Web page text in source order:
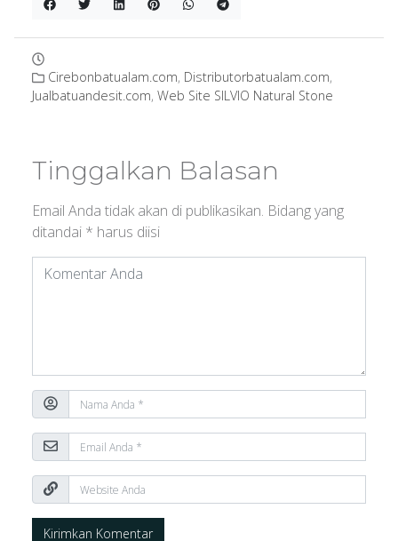
Cirebonbatualam.com, Distributorbatualam.com,
Jualbatuandesit.com, Web Site SILVIO Natural Stone
Tinggalkan Balasan
Email Anda tidak akan di publikasikan. Bidang yang
ditandai * harus diisi